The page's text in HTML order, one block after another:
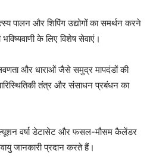
पालन और शिपिंग उद्योगों का समर्थन करने
के लिए विशेष सेवाएं।
और धाराओं जैसे समुद्र मापदंडों की
तंत्र और संसाधन प्रबंधन का
वर्षा डेटासेट और फसल-मौसम कैलेंडर
जानकारी प्रदान करते हैं।